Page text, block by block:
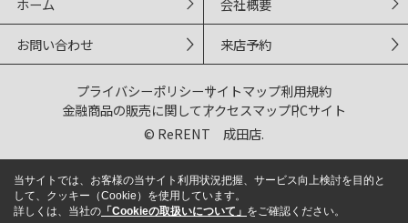
ホーム 会社概要
お問い合わせ 来店予約
プライバシーポリシーサイトマップ利用規約
金融商品の販売に関してアクセスマップPCサイト
© ReRENT 成田店.
当サイトでは、お客様の当サイト利用状況把握、サービス向上検討を目的と
して、クッキー（Cookie）を使用しています。
詳しくは、当社の 「Cookieの取扱いについて」 をご確認ください。